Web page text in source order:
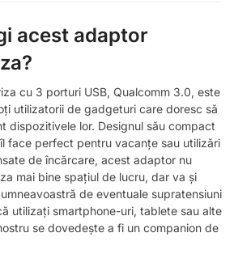
acest adaptor
cu 3 porturi USB, Qualcomm 3.0, este
utilizatorii de gadgeturi care doresc să
dispozitivele lor. Designul său compact
face perfect pentru vacanțe sau utilizări
de încărcare, acest adaptor nu
mai bine spațiul de lucru, dar va și
de eventuale supratensiuni
utilizați smartphone-uri, tablete sau alte
se dovedește a fi un companion de